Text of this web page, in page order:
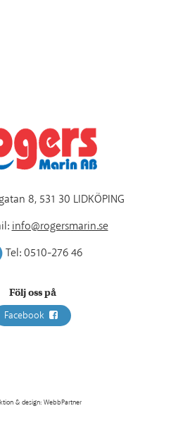
8, 531 30 LIDKÖPING
info@rogersmarin.se
Tel:0510-276 46
Följ oss på
Facebook
& design: WebbPartner